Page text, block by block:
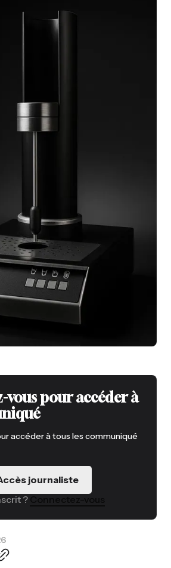
vous pour accéder à
accéder à tous les communiqué
journaliste
?